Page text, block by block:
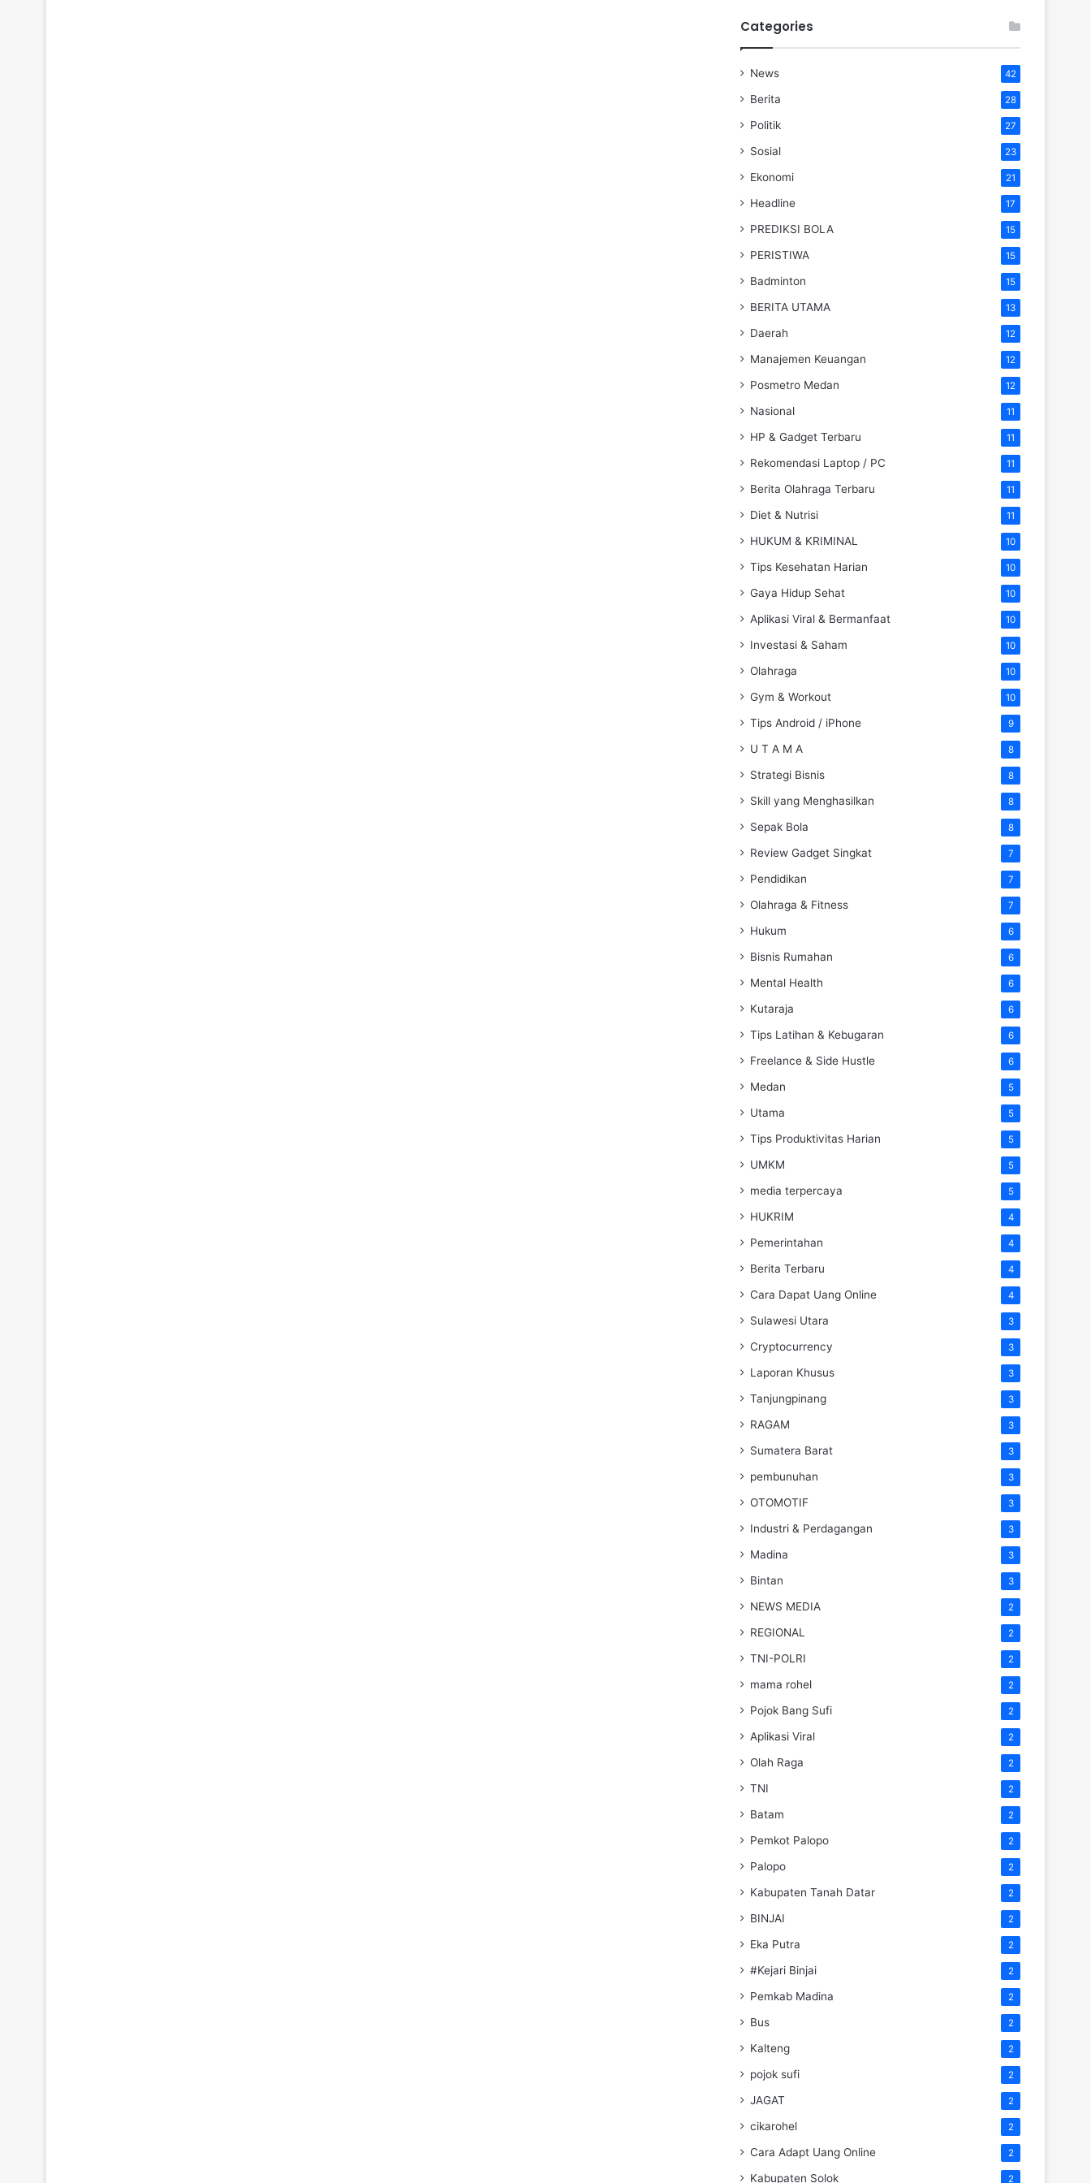
Categories
News 42
Berita 28
Politik 27
Sosial 23
Ekonomi 21
Headline 17
PREDIKSI BOLA 15
PERISTIWA 15
Badminton 15
BERITA UTAMA 13
Daerah 12
Manajemen Keuangan 12
Posmetro Medan 12
Nasional 11
HP & Gadget Terbaru 11
Rekomendasi Laptop / PC 11
Berita Olahraga Terbaru 11
Diet & Nutrisi 11
HUKUM & KRIMINAL 10
Tips Kesehatan Harian 10
Gaya Hidup Sehat 10
Aplikasi Viral & Bermanfaat 10
Investasi & Saham 10
Olahraga 10
Gym & Workout 10
Tips Android / iPhone 9
U T A M A 8
Strategi Bisnis 8
Skill yang Menghasilkan 8
Sepak Bola 8
Review Gadget Singkat 7
Pendidikan 7
Olahraga & Fitness 7
Hukum 6
Bisnis Rumahan 6
Mental Health 6
Kutaraja 6
Tips Latihan & Kebugaran 6
Freelance & Side Hustle 6
Medan 5
Utama 5
Tips Produktivitas Harian 5
UMKM 5
media terpercaya 5
HUKRIM 4
Pemerintahan 4
Berita Terbaru 4
Cara Dapat Uang Online 4
Sulawesi Utara 3
Cryptocurrency 3
Laporan Khusus 3
Tanjungpinang 3
RAGAM 3
Sumatera Barat 3
pembunuhan 3
OTOMOTIF 3
Industri & Perdagangan 3
Madina 3
Bintan 3
NEWS MEDIA 2
REGIONAL 2
TNI-POLRI 2
mama rohel 2
Pojok Bang Sufi 2
Aplikasi Viral 2
Olah Raga 2
TNI 2
Batam 2
Pemkot Palopo 2
Palopo 2
Kabupaten Tanah Datar 2
BINJAI 2
Eka Putra 2
#Kejari Binjai 2
Pemkab Madina 2
Bus 2
Kalteng 2
pojok sufi 2
JAGAT 2
cikarohel 2
Cara Adapt Uang Online 2
Kabupaten Solok 2